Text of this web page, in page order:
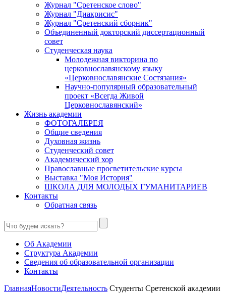
Журнал "Сретенское слово"
Журнал "Диакрисис"
Журнал "Сретенский сборник"
Объединенный докторский диссертационный
совет
Студенческая наука
Молодежная викторина по
церковнославянскому языку
«Церковнославянские Состязания»
Научно-популярный образовательный
проект «Всегда Живой
Церковнославянский»
Жизнь академии
ФОТОГАЛЕРЕЯ
Общие сведения
Духовная жизнь
Студенческий совет
Академический хор
Православные просветительские курсы
Выставка "Моя История"
ШКОЛА ДЛЯ МОЛОДЫХ ГУМАНИТАРИЕВ
Контакты
Обратная связь
Об Академии
Структура Академии
Сведения об образовательной организации
Контакты
ГлавнаяНовостиДеятельность Студенты Сретенской академии